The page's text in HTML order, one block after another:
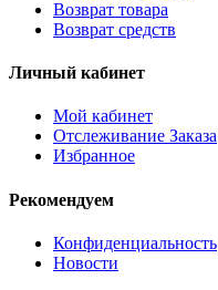
Возврат товара
Возврат средств
Личный кабинет
Мой кабинет
Отслеживание Заказа
Избранное
Рекомендуем
Конфиденциальность
Новости